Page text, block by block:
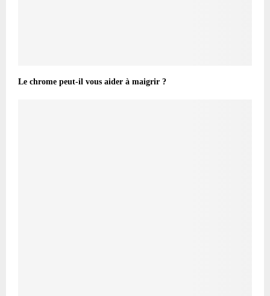
Le chrome peut-il vous aider à maigrir ?